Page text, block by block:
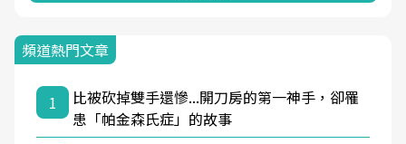
頻道熱門文章
1
比被砍掉雙手還慘...開刀房的第一神手，卻罹
患「帕金森氏症」的故事